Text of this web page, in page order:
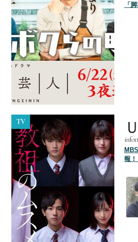
「
TV
報！